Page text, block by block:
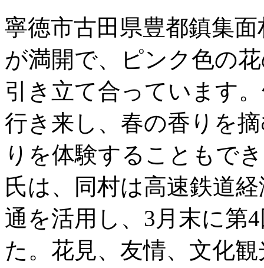
寧徳市古田県豊都鎮集
が満開で、ピンク色の
引き立て合っています
行き来し、春の香りを
りを体験することもで
氏は、同村は高速鉄道
通を活用し、3月末に第
た。花見、友情、文化